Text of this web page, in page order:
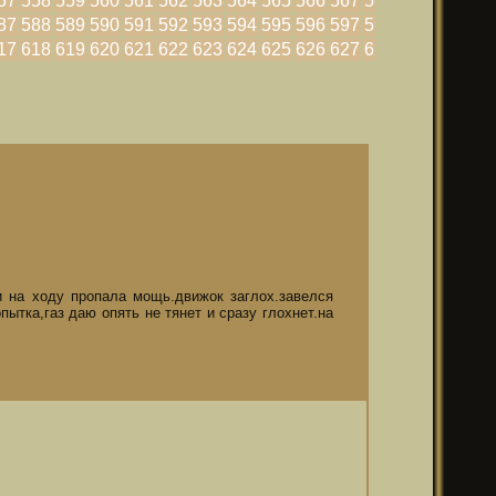
588 589 590 591 592 593 594 595 596 597 598
618 619 620 621 622 623 624 625 626 627 628
на ходу пропала мощь.движок заглох.завелся
даю опять не тянет и сразу глохнет.на